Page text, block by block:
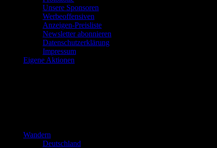
Unsere Sponsoren
Werbeoffensiven
Anzeigen-Preisliste
Newsletter abonnieren
Datenschutzerklärung
Impressum
Eigene Aktionen
Wandern
Deutschland